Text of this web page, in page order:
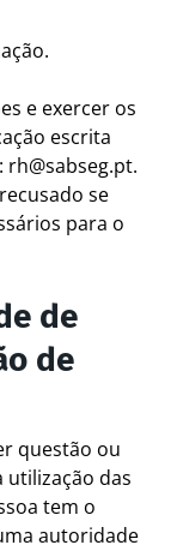
e exercer os
escrita
rh@sabseg.pt.
se
para o
de
de
questão ou
utilização das
tem o
autoridade